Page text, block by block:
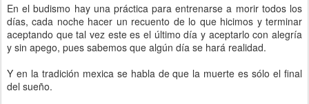
En el budismo hay una práctica para entrenarse a morir todos los
días, cada noche hacer un recuento de lo que hicimos y terminar
aceptando que tal vez este es el último día y aceptarlo con alegría
y sin apego, pues sabemos que algún día se hará realidad.
Y en la tradición mexica se habla de que la muerte es sólo el final
del sueño.